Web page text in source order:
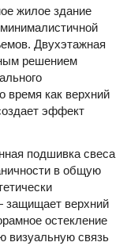
жилое здание
Двухэтажная
решением
время как верхний
эффект
подшивка свеса
в общую
защищает верхний
остекление
визуальную связь